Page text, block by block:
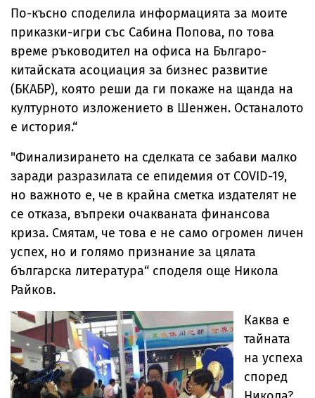
По-късно споделила информацията за моите
приказки-игри със Сабина Попова, по това
време ръководител на офиса на Българо-
китайската асоциация за бизнес развитие
(БКАБР), която реши да ги покаже на щанда на
културното изложението в Шенжен. Останалото
е история.“
"Финализирането на сделката се забави малко
заради разразилата се епидемия от COVID-19,
но важното е, че в крайна сметка издателят не
се отказа, въпреки очакваната финансова
криза. Смятам, че това е не само огромен личен
успех, но и голямо признание за цялата
българска литература“ споделя oще Никола
Райков.
Каква е
тайната
на успеха
според